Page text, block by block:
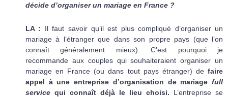
décide d’organiser un mariage en France ?
LA : Il faut savoir qu’il est plus compliqué d’organiser un
mariage à l’étranger que dans son propre pays (que l’on
connaît généralement mieux). C’est pourquoi je
recommande aux couples qui souhaiteraient organiser un
mariage en France (ou dans tout pays étranger) de faire
appel à une entreprise d’organisation de mariage full
service qui connaît déjà le lieu choisi. L’entreprise se